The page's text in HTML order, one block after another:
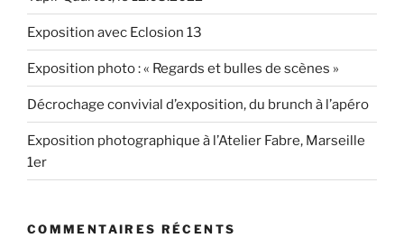
Exposition avec Eclosion 13
Exposition photo : « Regards et bulles de scènes »
Décrochage convivial d’exposition, du brunch à l’apéro
Exposition photographique à l’Atelier Fabre, Marseille
1er
COMMENTAIRES RÉCENTS